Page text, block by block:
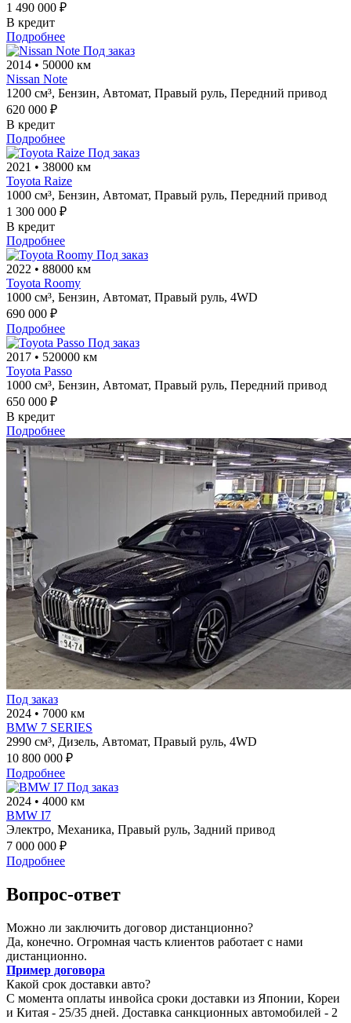
1 490 000 ₽
В кредит
Подробнее
Под заказ
2014 • 50000 км
Nissan Note
1200 см³, Бензин, Автомат, Правый руль, Передний привод
620 000 ₽
В кредит
Подробнее
Под заказ
2021 • 38000 км
Toyota Raize
1000 см³, Бензин, Автомат, Правый руль, Передний привод
1 300 000 ₽
В кредит
Подробнее
Под заказ
2022 • 88000 км
Toyota Roomy
1000 см³, Бензин, Автомат, Правый руль, 4WD
690 000 ₽
Подробнее
Под заказ
2017 • 520000 км
Toyota Passo
1000 см³, Бензин, Автомат, Правый руль, Передний привод
650 000 ₽
В кредит
Подробнее
Под заказ
2024 • 7000 км
BMW 7 SERIES
2990 см³, Дизель, Автомат, Правый руль, 4WD
10 800 000 ₽
Подробнее
Под заказ
2024 • 4000 км
BMW I7
Электро, Механика, Правый руль, Задний привод
7 000 000 ₽
Подробнее
Вопрос-ответ
Можно ли заключить договор дистанционно?
Да, конечно. Огромная часть клиентов работает с нами
дистанционно.
Пример договора
Какой срок доставки авто?
С момента оплаты инвойса сроки доставки из Японии, Кореи
и Китая - 25/35 дней. Доставка санкционных автомобилей - 2